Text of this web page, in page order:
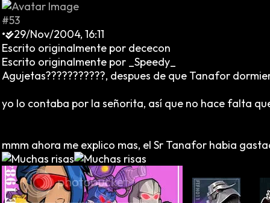
#53
•
29/Nov/2004, 16:11
Escrito originalmente por dececon
Escrito originalmente por _Speedy_
Agujetas???????????, despues de que Tanafor
yo lo contaba por la señorita, así que no hace falta
mmm ahora me explico mas, el Sr Tanafor habia